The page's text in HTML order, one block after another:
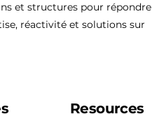
et structures pour répondre
réactivité et solutions sur
Resources